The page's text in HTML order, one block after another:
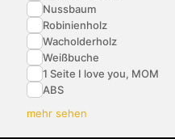
Nussbaum
Robinienholz
Wacholderholz
Weißbuche
1 Seite I love you, MOM
ABS
mehr sehen